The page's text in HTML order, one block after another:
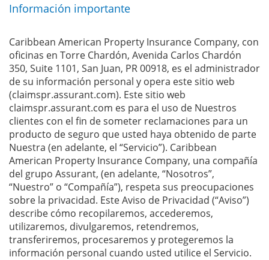
Información importante
Caribbean American Property Insurance Company, con
oficinas en Torre Chardón, Avenida Carlos Chardón
350, Suite 1101, San Juan, PR 00918, es el administrador
de su información personal y opera este sitio web
(claimspr.assurant.com). Este sitio web
claimspr.assurant.com es para el uso de Nuestros
clientes con el fin de someter reclamaciones para un
producto de seguro que usted haya obtenido de parte
Nuestra (en adelante, el “Servicio”). Caribbean
American Property Insurance Company, una compañía
del grupo Assurant, (en adelante, “Nosotros”,
“Nuestro” o “Compañía”), respeta sus preocupaciones
sobre la privacidad. Este Aviso de Privacidad (“Aviso”)
describe cómo recopilaremos, accederemos,
utilizaremos, divulgaremos, retendremos,
transferiremos, procesaremos y protegeremos la
información personal cuando usted utilice el Servicio.